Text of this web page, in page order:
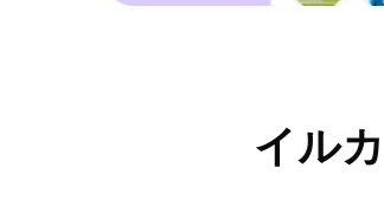
イル